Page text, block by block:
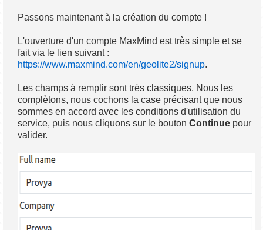
Passons maintenant à la création du compte !
L'ouverture d'un compte MaxMind est très simple et se
fait via le lien suivant :
https://www.maxmind.com/en/geolite2/signup.
Les champs à remplir sont très classiques. Nous les
complètons, nous cochons la case précisant que nous
sommes en accord avec les conditions d'utilisation du
service, puis nous cliquons sur le boutonContinue pour
valider.